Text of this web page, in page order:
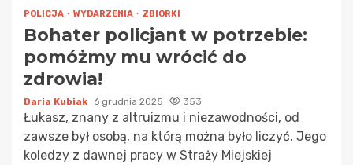
POLICJA WYDARZENIA ZBIÓRKI
Bohater policjant w potrzebie:
pomóżmy mu wrócić do
zdrowia!
Daria Kubiak 6 grudnia 2025 353
Łukasz, znany z altruizmu i niezawodności, od
zawsze był osobą, na którą można było liczyć. Jego
koledzy z dawnej pracy w Straży Miejskiej